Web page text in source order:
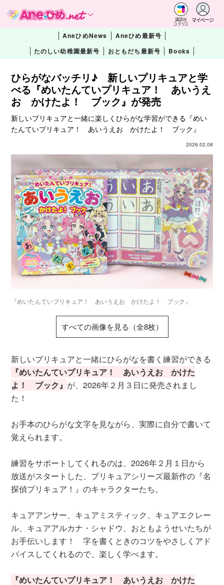
講談社
コクリコ
マイページ
AneひめNews
Aneひめ最新号
たのしい幼稚園最新号
おともだち最新号 Books
ひらがなバッチリ♪ 新しいプリキュアと学
べる『めいたんていプリキュア！ あいうえ
お かけたよ！ ブック』が発売
新しいプリキュアと一緒に楽しくひらがな学習ができる『めい
たんていプリキュア！ あいうえお かけたよ！ ブック』
2026.02.08
『めいたんていプリキュア！ あいうえお かけたよ！ ブック』
すべての画像を見る（全8枚）
新しいプリキュアと一緒にひらがなを書く練習ができる
『めいたんていプリキュア！ あいうえお かけた
よ！ ブック』 が、2026年２月３日に発売されまし
た！
お手本のひらがな文字を見ながら、実際に自分で書いて
覚えられます。
練習をサポートしてくれるのは、2026年２月１日から
放送がスタートした、プリキュアシリーズ最新作の『名
探偵プリキュア！』のキャラクターたち。
キュアアンサー、キュアミスティック、キュアエクレー
ル、キュアアルカナ・シャドウ、おともようせいたちが
お手伝いします！ 字を書くときのコツをやさしくアド
バイスしてくれるので、楽しく学べます。
『めいたんていプリキュア！ あいうえお かけた